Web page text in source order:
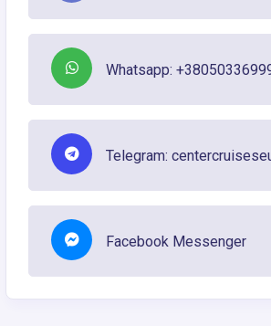
Whatsapp:
Telegram:
Facebook Messenger